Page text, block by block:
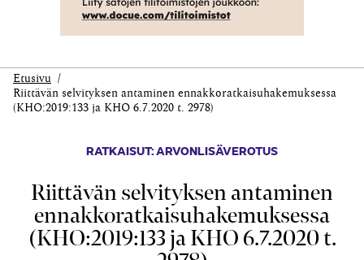
Etusivu
Riittävän selvityksen antaminen ennakko­ratkaisu­hakemuksessa
(KHO:2019:133 ja KHO 6.7.2020 t. 2978)
RATKAISUT: ARVONLISÄVEROTUS
Riittävän selvityksen antaminen
ennakko­ratkaisu­hakemuksessa
(KHO:2019:133 ja KHO 6.7.2020 t.